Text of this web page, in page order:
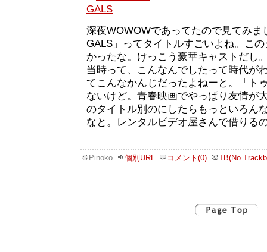
深夜WOWOWであってたので見てみま
GALS」ってタイトルすごいよね。こ
かったな。けっこう豪華キャストだし
当時って、こんなんでしたって時代が
てこんなかんじだったよねーと。「ト
ないけど。青春映画でやっぱり友情が
のタイトル別のにしたらもっといろん
なと。レンタルビデオ屋さんで借りる
Pinoko 個別URL コメント(0) TB(No